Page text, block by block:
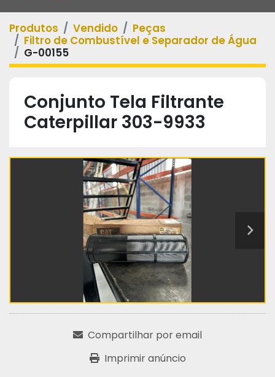
Produtos Vendido
Peças
Filtro de Combustível e Separador de Água
G-00155
Conjunto Tela Filtrante
Caterpillar 303-9933
Compartilhar por email
Imprimir anúncio